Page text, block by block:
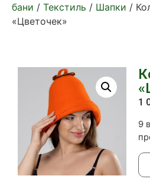
бани / Текстиль / Шапки /
«Цветочек»
1
9